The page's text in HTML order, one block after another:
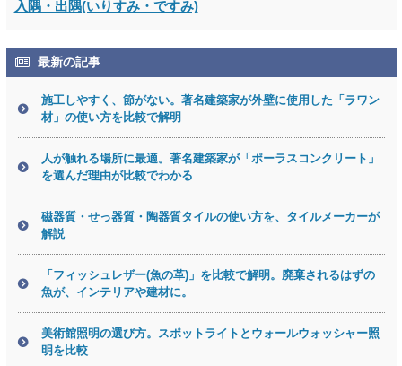
入隅・出隅(いりすみ・ですみ)
最新の記事
施工しやすく、節がない。著名建築家が外壁に使用した「ラワン
材」の使い方を比較で解明
人が触れる場所に最適。著名建築家が「ポーラスコンクリート」
を選んだ理由が比較でわかる
磁器質・せっ器質・陶器質タイルの使い方を、タイルメーカーが
解説
「フィッシュレザー(魚の革)」を比較で解明。廃棄されるはずの
魚が、インテリアや建材に。
美術館照明の選び方。スポットライトとウォールウォッシャー照
明を比較